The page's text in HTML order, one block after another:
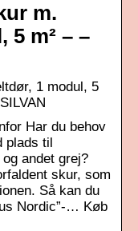
m.
5 m² – –
1 modul, 5
Har du behov
plads til
andet grej?
skur, som
Så kan du
Nordic”-… Køb